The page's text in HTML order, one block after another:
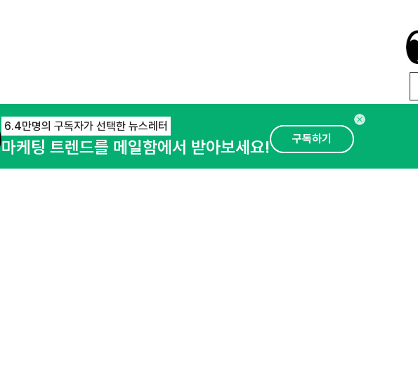
오픈애즈란 공지사항 제휴문의 인사이터 신청 뉴스레터
6.4만명의 구독자가 선택한 뉴스레터
마케팅 트렌드를 메일함에서 받아보세요! 구독하기